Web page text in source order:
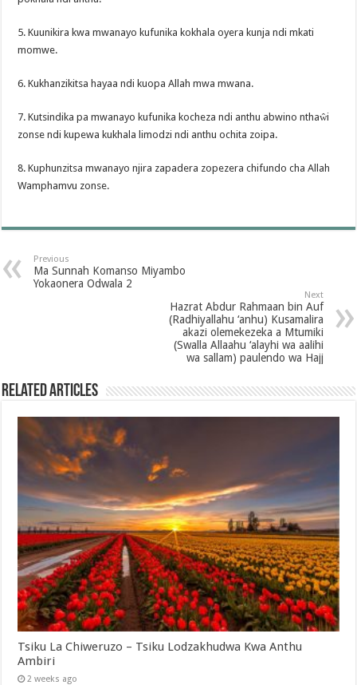
5. Kuunikira kwa mwanayo kufunika kokhala oyera kunja ndi mkati
momwe.
6. Kukhanzikitsa hayaa ndi kuopa Allah mwa mwana.
7. Kutsindika pa mwanayo kufunika kocheza ndi anthu abwino nthaŵi
zonse ndi kupewa kukhala limodzi ndi anthu ochita zoipa.
8. Kuphunzitsa mwanayo njira zapadera zopezera chifundo cha Allah
Wamphamvu zonse.
Previous
Ma Sunnah Komanso Miyambo
Yokaonera Odwala 2
Next
Hazrat Abdur Rahmaan bin Auf
(Radhiyallahu ‘anhu) Kusamalira
akazi olemekezeka a Mtumiki
(Swalla Allaahu ‘alayhi wa aalihi
wa sallam) paulendo wa Hajj
Related Articles
Tsiku La Chiweruzo – Tsiku Lodzakhudwa Kwa Anthu
Ambiri
2 weeks ago